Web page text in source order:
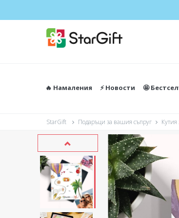
🔥 Намаления ⚡️ Новости 🤩
StarGift Подаръци за вашия съпруг